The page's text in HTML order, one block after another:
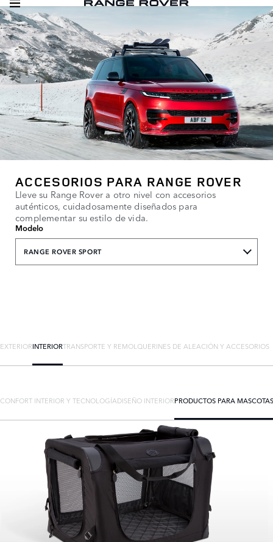
ACCESORIOS PARA RANGE ROVER
Lleve su Range Rover a otro nivel con accesorios
auténticos, cuidadosamente diseñados para
complementar su estilo de vida.
Modelo
RANGE ROVER SPORT
EXTERIORINTERIORTRANSPORTE Y REMOLQUERINES DE ALEACIÓN Y ACCESORIOS
CONFORT INTERIOR Y TECNOLOGÍADISEÑO INTERIORPRODUCTOS PARA MASCOTAS